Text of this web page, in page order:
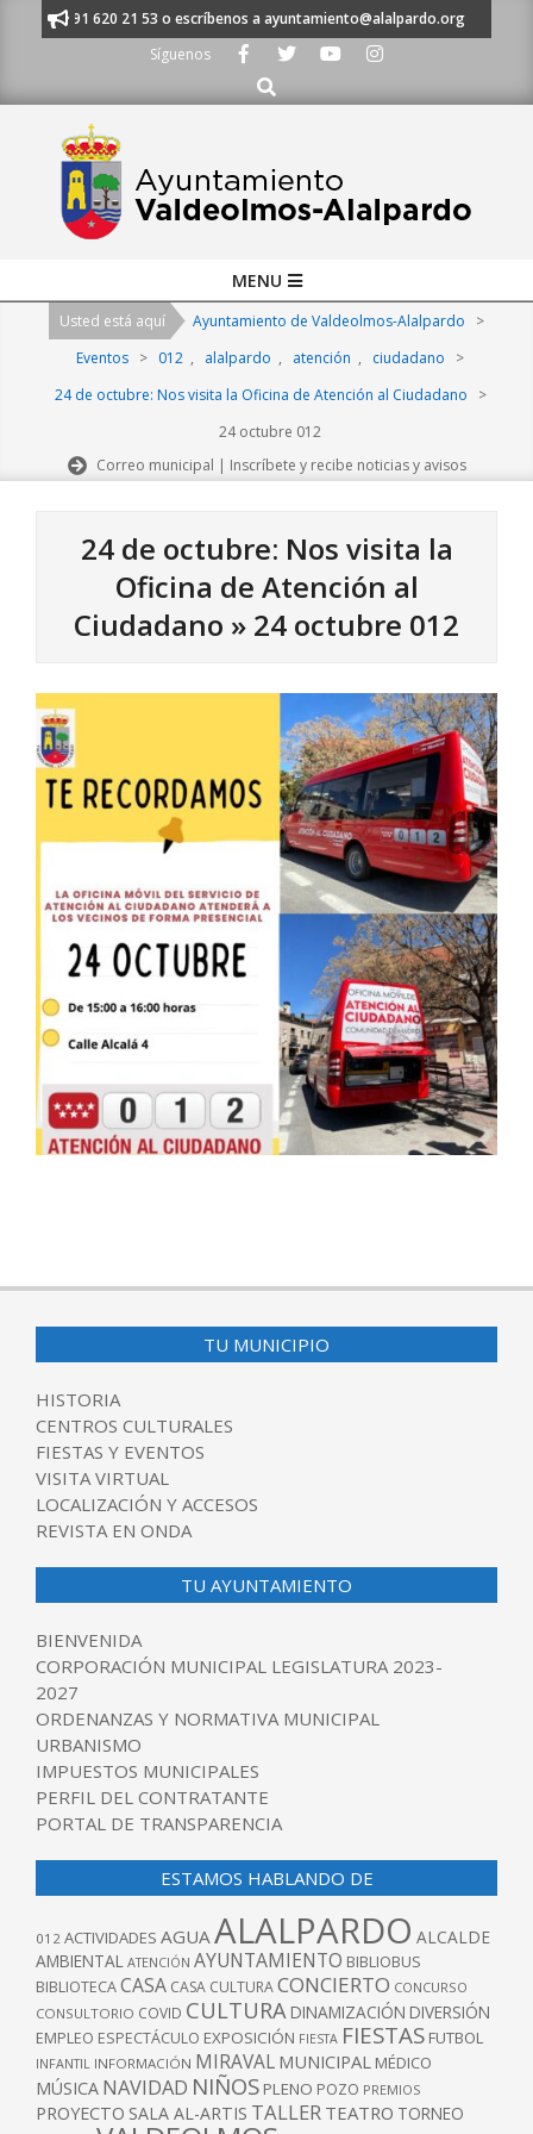
al 91 620 21 53 o escríbenos a ayuntamiento@alalpardo.org
Síguenos
Buscar
Navigation
MENU
Usted está aquí Ayuntamiento de Valdeolmos-Alalpardo
>
Eventos > 012 , alalpardo , atención , ciudadano
>
24 de octubre: Nos visita la Oficina de Atención al Ciudadano
>
24 octubre 012
Correo municipal | Inscríbete y recibe noticias y avisos
24 de octubre: Nos visita la
Oficina de Atención al
Ciudadano » 24 octubre 012
10-
TU MUNICIPIO
HISTORIA
CENTROS CULTURALES
FIESTAS Y EVENTOS
VISITA VIRTUAL
LOCALIZACIÓN Y ACCESOS
REVISTA EN ONDA
TU AYUNTAMIENTO
BIENVENIDA
CORPORACIÓN MUNICIPAL LEGISLATURA 2023-
2027
ORDENANZAS Y NORMATIVA MUNICIPAL
URBANISMO
IMPUESTOS MUNICIPALES
PERFIL DEL CONTRATANTE
PORTAL DE TRANSPARENCIA
ESTAMOS HABLANDO DE
012 ACTIVIDADES AGUAALALPARDO ALCALDE
AMBIENTAL ATENCIÓN AYUNTAMIENTO BIBLIOBUS
BIBLIOTECACASA CASA CULTURACONCIERTO CONCURSO
CONSULTORIO COVID CULTURA DINAMIZACIÓN DIVERSIÓN
EMPLEO ESPECTÁCULO EXPOSICIÓN FIESTA FIESTAS FUTBOL
INFANTIL INFORMACIÓN MIRAVAL MUNICIPAL MÉDICO
MÚSICA NAVIDAD NIÑOS PLENO POZO PREMIOS
PROYECTO SALA AL-ARTIS TALLER TEATRO TORNEO